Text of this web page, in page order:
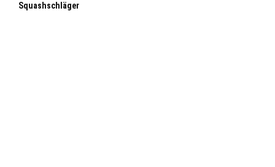
Squashschläger